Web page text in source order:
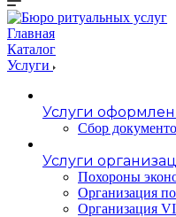
Главная
Каталог
Услуги
Услуги
Сбор
Услуги
Похороны
Организация
Организация